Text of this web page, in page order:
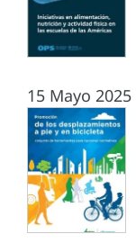
15 Mayo 2025